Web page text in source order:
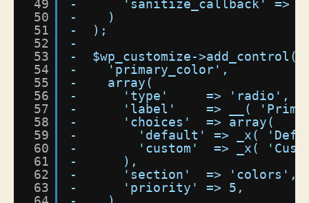
49
50
51
52
53
54
55
56
57
58
59
60
61
62
63
-      'sanitize_callback' =>
-    )
-  );
-
-  $wp_customize->add_control(
-    'primary_color',
-    array(
-      'type'     => 'radio',
-      'label'    => __(
-      'choices'  => array(
-        'default' => _x(
-        'custom'  => _x(
-      ),
-      'section'  => 'colors',
-      'priority' => 5,